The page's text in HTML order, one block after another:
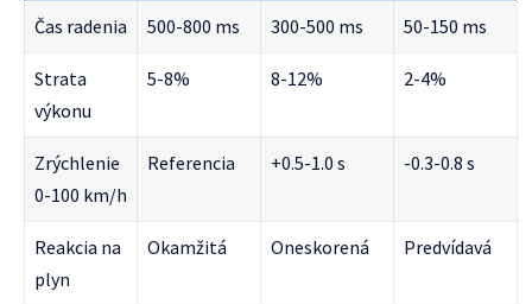
Čas radenia 500-800 ms 300-500 ms 50-150 ms
Strata
výkonu
5-8% 8-12% 2-4%
Zrýchlenie
0-100 km/h
Referencia +0.5-1.0 s -0.3-0.8 s
Reakcia na
plyn
Okamžitá Oneskorená Predvídavá